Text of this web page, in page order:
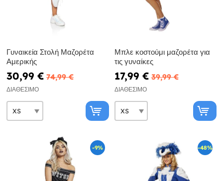
Γυναικεία Στολή Μαζορέτα
Αμερικής
30,99 € 74,99 €
ΔΙΑΘΈΣΙΜΟ
Μπλε κοστούμι μαζορέτα για
τις γυναίκες
17,99 € 39,99 €
ΔΙΑΘΈΣΙΜΟ
-9% -48%